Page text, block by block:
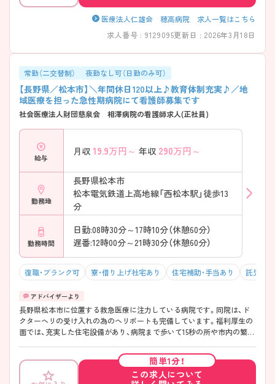
医療法人仁雄会 穂高病院 求人一覧はこちら
求人番号 : 9129095更新日 : 2026年3月18日
常勤（二交替制） 夜勤なし可（日勤のみ可）
【長野県／松本市】＼年間休日120以上♪教育体制充実♪／地
域医療を担った急性期病院にて看護師募集です
社会医療法人財団慈泉会 相澤病院の看護師求人(正社員)
給与
月収 19.9万円～ 年収 290万円～
勤務地
長野県松本市
松本電気鉄道上高地線「西松本駅」徒歩13
分
勤務時間
日勤:08時30分～17時10分（休憩60分）
遅番:12時00分～21時30分（休憩60分）
復職・ブランク可 寮・借り上げ社宅あり 住宅補助・手当あり 託児所
長野県松本市に位置する救急医療に注力している病院です。同院は、ド
クターヘリの受け入れの為のヘリポートも完備しています。福利厚生の
面では、充実した住宅設備があり、病院まで歩いて15秒の所や市内の繁華
院負担するなど、県外からお越しの方や病院から遠方の方も安心です。
教育の面では、様々な手技からチーム医療までを模擬的に経験できるシ
ミュレーションセンターを設置するなど、多岐にわたる研修を実施して
簡単1分！
この求人について